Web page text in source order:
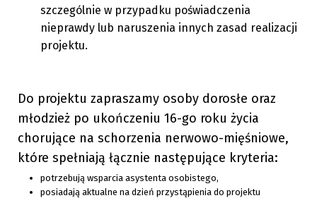
szczególnie w przypadku poświadczenia
nieprawdy lub naruszenia innych zasad realizacji
projektu.
Do projektu zapraszamy osoby dorosłe oraz
młodzież po ukończeniu 16-go roku życia
chorujące na schorzenia nerwowo-mięśniowe,
które spełniają łącznie następujące kryteria:
potrzebują wsparcia asystenta osobistego,
posiadają aktualne na dzień przystąpienia do projektu